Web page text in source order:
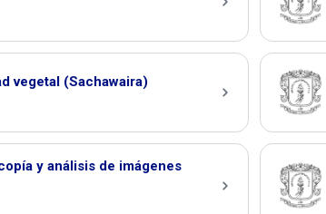
vegetal (Sachawaira)
y análisis de imágenes